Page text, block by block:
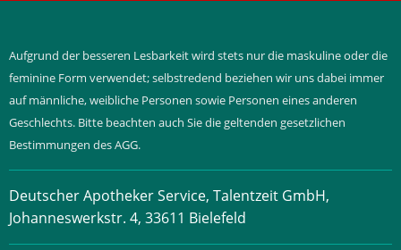
Aufgrund der besseren Lesbarkeit wird stets nur die maskuline oder die
feminine Form verwendet; selbstredend beziehen wir uns dabei immer
auf männliche, weibliche Personen sowie Personen eines anderen
Geschlechts. Bitte beachten auch Sie die geltenden gesetzlichen
Bestimmungen des AGG.
Deutscher Apotheker Service, Talentzeit GmbH,
Johanneswerkstr. 4, 33611 Bielefeld